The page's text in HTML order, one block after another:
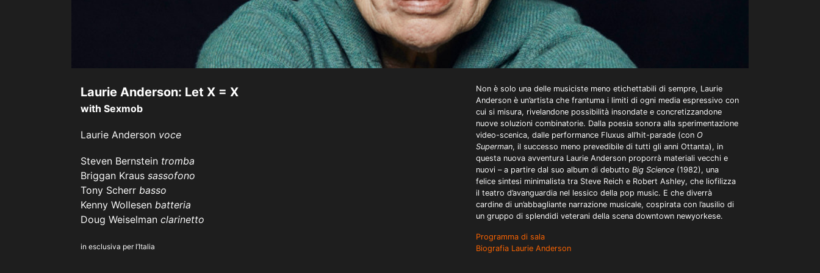
Laurie Anderson: Let X = X
with Sexmob
Laurie Anderson voce
Steven Bernstein tromba
Briggan Kraus sassofono
Tony Scherr basso
Kenny Wollesen batteria
Doug Weiselman clarinetto
in esclusiva per l’Italia
Non è solo una delle musiciste meno etichettabili di sempre, Laurie
Anderson è un’artista che frantuma i limiti di ogni media espressivo con
cui si misura, rivelandone possibilità insondate e concretizzandone
nuove soluzioni combinatorie. Dalla poesia sonora alla sperimentazione
video-scenica, dalle performance Fluxus all’hit-parade (con O
Superman, il successo meno prevedibile di tutti gli anni Ottanta), in
questa nuova avventura Laurie Anderson proporrà materiali vecchi e
nuovi – a partire dal suo album di debutto Big Science (1982), una
felice sintesi minimalista tra Steve Reich e Robert Ashley, che liofilizza
il teatro d’avanguardia nel lessico della pop music. E che diverrà
cardine di un’abbagliante narrazione musicale, cospirata con l’ausilio di
un gruppo di splendidi veterani della scena downtown newyorkese.
Programma di sala
Biografia Laurie Anderson